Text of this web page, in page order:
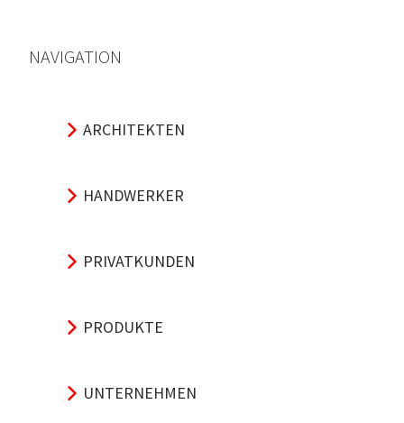
NAVIGATION
ARCHITEKTEN
HANDWERKER
PRIVATKUNDEN
PRODUKTE
UNTERNEHMEN